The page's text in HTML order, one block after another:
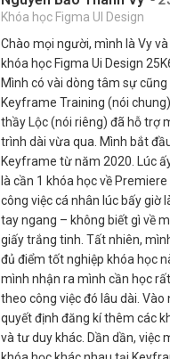
Khóa học Figma UI Design
Chào mọi người, mình là Vy
khóa học Figma Ui Design
Mình có vài dòng tâm sự
Keyframe Training (nói
thầy Lộc (nói riêng) đã hỗ trợ
trình dài vừa qua. Mình bắt
Keyframe từ năm 2020. Lúc
là cần 1 khóa học về
công việc cá nhân lúc bấy giờ
tay ngang – không biết gì về
giấy trắng tinh. Tất nhiên,
đủ điểm tốt nghiệp khóa học
mình nhận ra mình cần học
theo công việc đó lâu dài. Vào
quyết định đăng kí thêm các
và tư duy khác. Dần dần, việc